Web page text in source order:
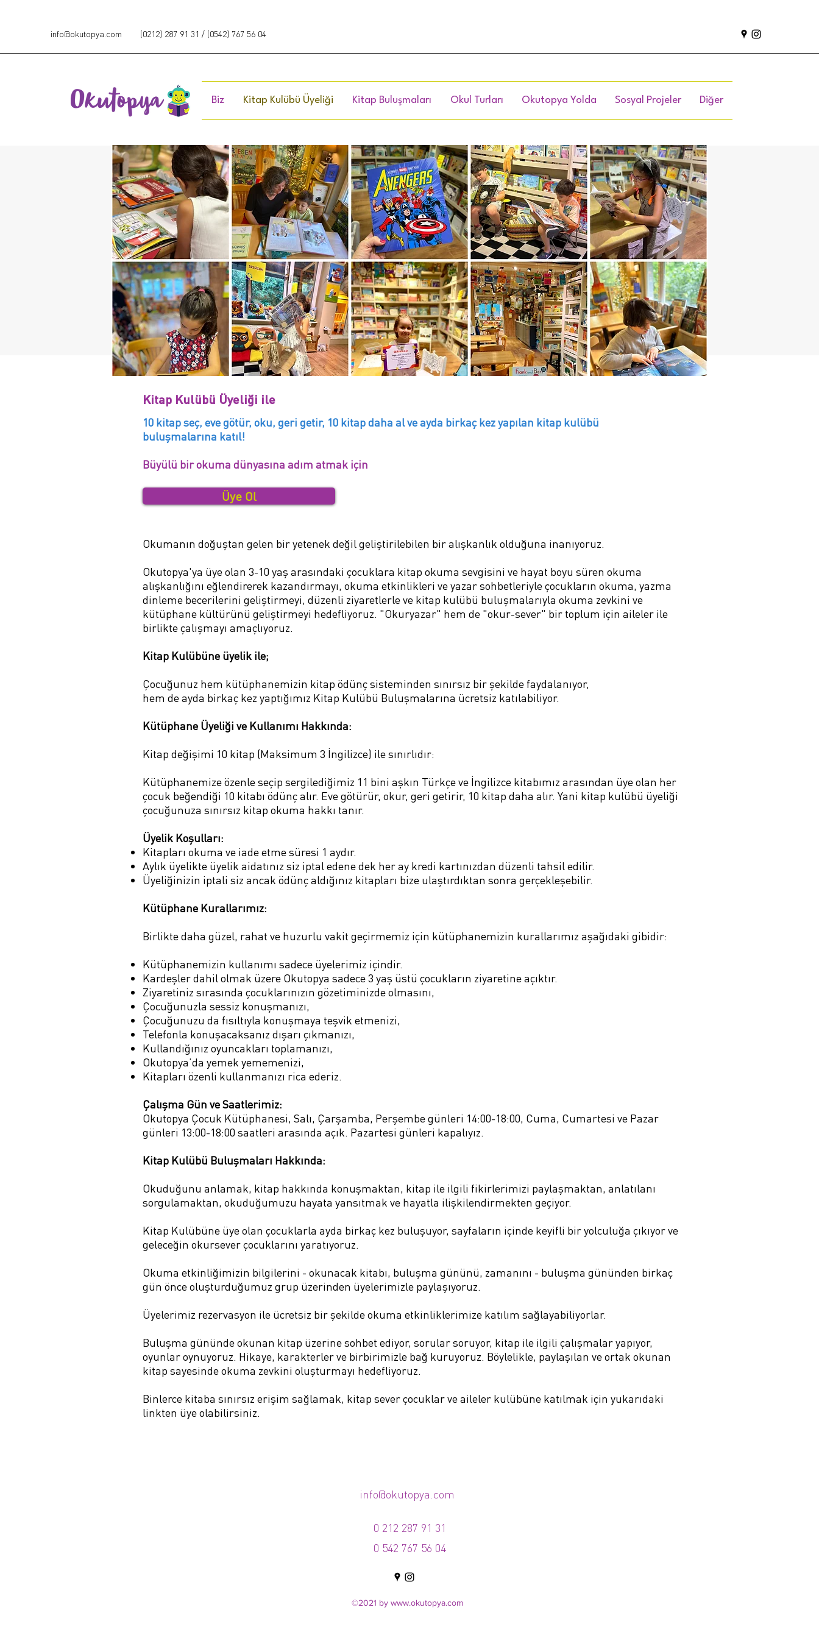
info@okutopya.com (0212) 287 91 31 / (0542) 767 56 04
Biz Kitap Kulübü Üyeliği Kitap Buluşmaları Okul Turları Okutopya Yolda Sosyal Projeler Diğer
Kitap Kulübü Üyeliği ile
10 kitap seç, eve götür, oku, geri getir, 10 kitap daha al ve ayda birkaç kez yapılan kitap kulübü
buluşmalarına katıl!
Büyülü bir okuma dünyasına adım atmak için
Üye Ol
Okumanın doğuştan gelen bir yetenek değil geliştirilebilen bir alışkanlık olduğuna inanıyoruz.
Okutopya'ya üye olan 3-10 yaş arasındaki çocuklara kitap okuma sevgisini ve hayat boyu süren okuma
alışkanlığını eğlendirerek kazandırmayı, okuma etkinlikleri ve yazar sohbetleriyle çocukların okuma, yazma
dinleme becerilerini geliştirmeyi, düzenli ziyaretlerle ve kitap kulübü buluşmalarıyla okuma zevkini ve
kütüphane kültürünü geliştirmeyi hedefliyoruz. "Okuryazar" hem de "okur-sever" bir toplum için aileler ile
birlikte çalışmayı amaçlıyoruz.
Kitap Kulübüne üyelik ile;
Çocuğunuz hem kütüphanemizin kitap ödünç sisteminden sınırsız bir şekilde faydalanıyor,
hem de ayda birkaç kez yaptığımız Kitap Kulübü Buluşmalarına ücretsiz katılabiliyor.
Kütüphane Üyeliği ve Kullanımı Hakkında:
Kitap değişimi 10 kitap (Maksimum 3 İngilizce) ile sınırlıdır:
Kütüphanemize özenle seçip sergilediğimiz 11 bini aşkın Türkçe ve İngilizce kitabımız arasından üye olan her
çocuk beğendiği 10 kitabı ödünç alır. Eve götürür, okur, geri getirir, 10 kitap daha alır. Yani kitap kulübü üyeliği
çocuğunuza sınırsız kitap okuma hakkı tanır.
Üyelik Koşulları:
Kitapları okuma ve iade etme süresi 1 aydır.
Aylık üyelikte üyelik aidatınız siz iptal edene dek her ay kredi kartınızdan düzenli tahsil edilir.
Üyeliğinizin iptali siz ancak ödünç aldığınız kitapları bize ulaştırdıktan sonra gerçekleşebilir.
Kütüphane Kurallarımız:
Birlikte daha güzel, rahat ve huzurlu vakit geçirmemiz için kütüphanemizin kurallarımız aşağıdaki gibidir:
Kütüphanemizin kullanımı sadece üyelerimiz içindir.
Kardeşler dahil olmak üzere Okutopya sadece 3 yaş üstü çocukların ziyaretine açıktır.
Ziyaretiniz sırasında çocuklarınızın gözetiminizde olmasını,
Çocuğunuzla sessiz konuşmanızı,
Çocuğunuzu da fısıltıyla konuşmaya teşvik etmenizi,
Telefonla konuşacaksanız dışarı çıkmanızı,
Kullandığınız oyuncakları toplamanızı,
Okutopya’da yemek yememenizi,
Kitapları özenli kullanmanızı rica ederiz.
Çalışma Gün ve Saatlerimiz:
Okutopya Çocuk Kütüphanesi, Salı, Çarşamba, Perşembe günleri 14:00-18:00, Cuma, Cumartesi ve Pazar
günleri 13:00-18:00 saatleri arasında açık. Pazartesi günleri kapalıyız.
Kitap Kulübü Buluşmaları Hakkında:
Okuduğunu anlamak, kitap hakkında konuşmaktan, kitap ile ilgili fikirlerimizi paylaşmaktan, anlatılanı
sorgulamaktan, okuduğumuzu hayata yansıtmak ve hayatla ilişkilendirmekten geçiyor.
Kitap Kulübüne üye olan çocuklarla ayda birkaç kez buluşuyor, sayfaların içinde keyifli bir yolculuğa çıkıyor ve
geleceğin okursever çocuklarını yaratıyoruz.
Okuma etkinliğimizin bilgilerini - okunacak kitabı, buluşma gününü, zamanını - buluşma gününden birkaç
gün önce oluşturduğumuz grup üzerinden üyelerimizle paylaşıyoruz.
Üyelerimiz rezervasyon ile ücretsiz bir şekilde okuma etkinliklerimize katılım sağlayabiliyorlar.
Buluşma gününde okunan kitap üzerine sohbet ediyor, sorular soruyor, kitap ile ilgili çalışmalar yapıyor,
oyunlar oynuyoruz. Hikaye, karakterler ve birbirimizle bağ kuruyoruz. Böylelikle, paylaşılan ve ortak okunan
kitap sayesinde okuma zevkini oluşturmayı hedefliyoruz.
Binlerce kitaba sınırsız erişim sağlamak, kitap sever çocuklar ve aileler kulübüne katılmak için yukarıdaki
linkten üye olabilirsiniz.
info@okutopya.com
0 212 287 91 31
0 542 767 56 04
©2021 by www.okutopya.com